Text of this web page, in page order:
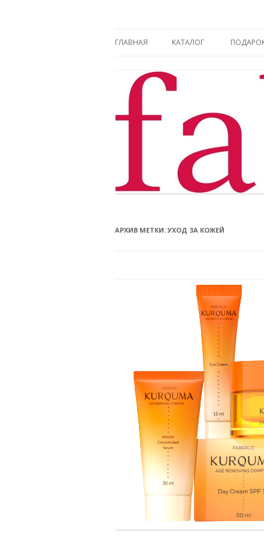
ГЛАВНАЯ КАТАЛОГ
АРХИВ МЕТКИ: УХОД ЗА КОЖЕЙ